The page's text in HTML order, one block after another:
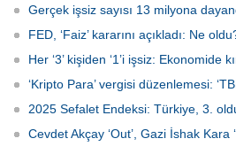
halka arz cephesine dikkat çekti.
2026’da artan belirsizliklere rağmen
132 şirketin halka arz için sırada
firmaların borsaya yöneliminin
oldu.
Gerçek işsiz sayısı 13 milyona
FED, ‘Faiz’ kararını açıkladı: Ne
Her ‘3’ kişiden ‘1’i işsiz: Ekonomide
‘Kripto Para’ vergisi düzenlemesi:
2025 Sefalet Endeksi: Türkiye, 3.
Cevdet Akçay ‘Out’, Gazi İshak Kara